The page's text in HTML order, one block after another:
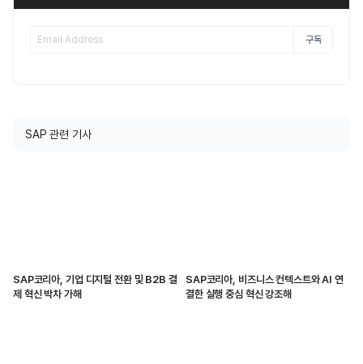
구독
SAP 관련 기사
SAP코리아, 기업 디지털 전환 및 B2B 결
제 혁신 박차 가해
SAP코리아, 비즈니스 컨텍스트와 AI 연
결한 실행 중심 혁신 강조해